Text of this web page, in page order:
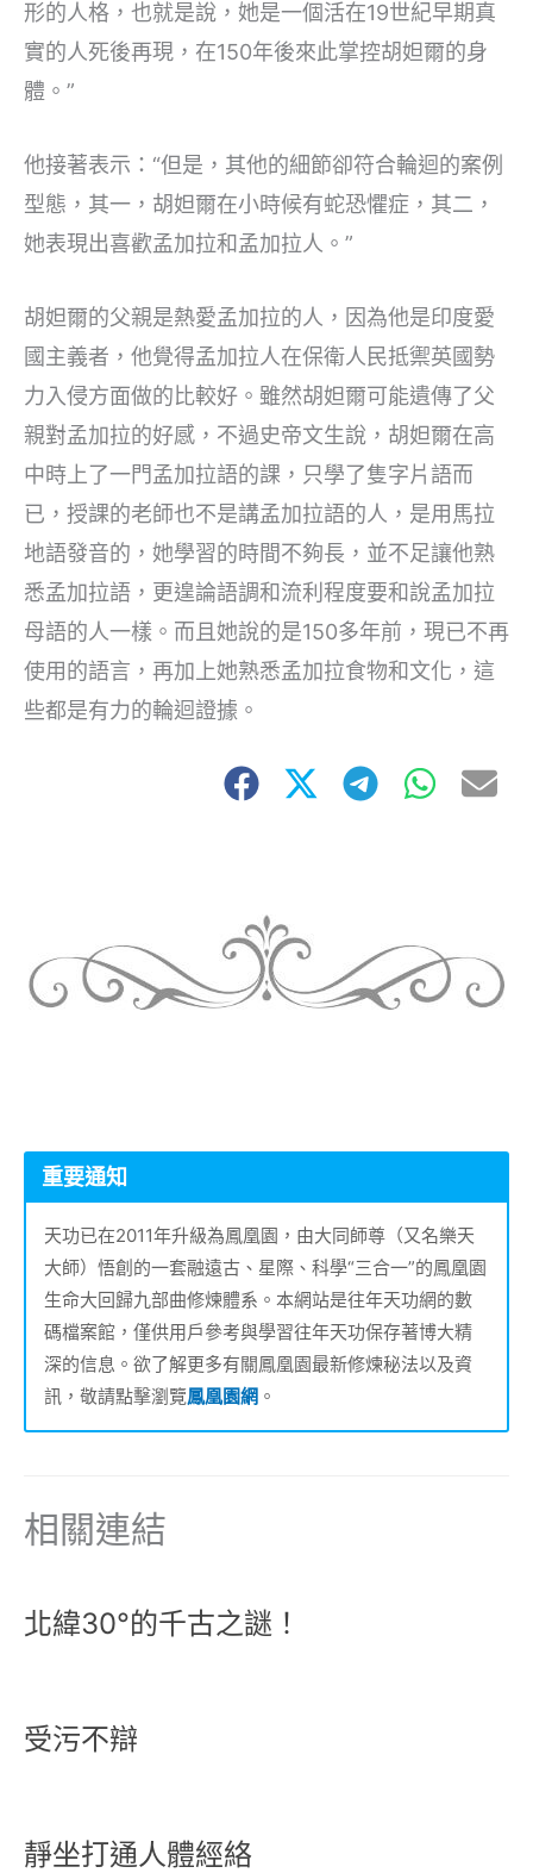
形的人格，也就是說，她是一個活在19世紀早期真
實的人死後再現，在150年後來此掌控胡妲爾的身
體。”
他接著表示：“但是，其他的細節卻符合輪迴的案例
型態，其一，胡妲爾在小時候有蛇恐懼症，其二，
她表現出喜歡孟加拉和孟加拉人。”
胡妲爾的父親是熱愛孟加拉的人，因為他是印度愛
國主義者，他覺得孟加拉人在保衛人民抵禦英國勢
力入侵方面做的比較好。雖然胡妲爾可能遺傳了父
親對孟加拉的好感，不過史帝文生說，胡妲爾在高
中時上了一門孟加拉語的課，只學了隻字片語而
已，授課的老師也不是講孟加拉語的人，是用馬拉
地語發音的，她學習的時間不夠長，並不足讓他熟
悉孟加拉語，更遑論語調和流利程度要和說孟加拉
母語的人一樣。而且她說的是150多年前，現已不再
使用的語言，再加上她熟悉孟加拉食物和文化，這
些都是有力的輪迴證據。
重要通知
天功已在2011年升級為鳳凰園，由大同師尊（又名樂天
大師）悟創的一套融遠古、星際、科學“三合一”的鳳凰園
生命大回歸九部曲修煉體系。本網站是往年天功網的數
碼檔案館，僅供用戶參考與學習往年天功保存著博大精
深的信息。欲了解更多有關鳳凰園最新修煉秘法以及資
訊，敬請點擊瀏覽鳳凰園網 。
相關連結
北緯30°的千古之謎！
受污不辯
靜坐打通人體經絡